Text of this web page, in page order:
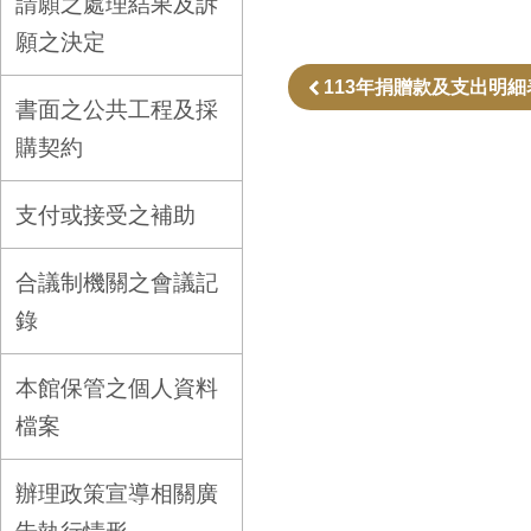
願之決定
書面之公共工程及採
購契約
支付或接受之補助
合議制機關之會議記
錄
本館保管之個人資料
檔案
辦理政策宣導相關廣
113年捐贈款及支出明細